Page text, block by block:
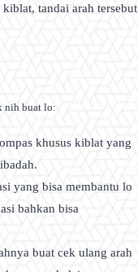
kiblat, tandai arah tersebut
nih buat lo:
khusus kiblat yang
yang bisa membantu lo
bahkan bisa
buat cek ulang arah